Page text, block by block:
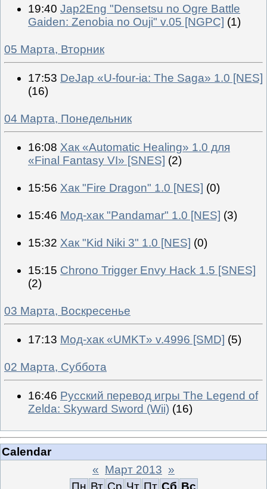
19:40 Jap2Eng "Densetsu no Ogre Battle
Gaiden: Zenobia no Ouji" v.05 [NGPC] (1)
05 Марта, Вторник
17:53 DeJap «U-four-ia: The Saga» 1.0 [NES]
(16)
04 Марта, Понедельник
16:08 Хак «Automatic Healing» 1.0 для
«Final Fantasy VI» [SNES] (2)
15:56 Хак "Fire Dragon" 1.0 [NES] (0)
15:46 Мод-хак "Pandamar" 1.0 [NES] (3)
15:32 Хак "Kid Niki 3" 1.0 [NES] (0)
15:15 Chrono Trigger Envy Hack 1.5 [SNES]
(2)
03 Марта, Воскресенье
17:13 Мод-хак «UMKT» v.4996 [SMD] (5)
02 Марта, Суббота
16:46 Русский перевод игры The Legend of
Zelda: Skyward Sword (Wii) (16)
Calendar
« Март 2013 »
Пн Вт Ср Чт Пт Сб Вс